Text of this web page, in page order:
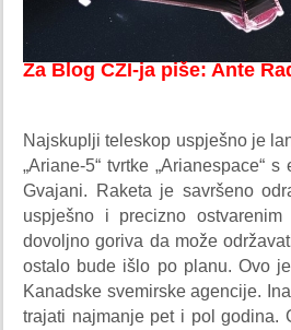
Za Blog CZI-ja piše: Ante
Najskuplji teleskop uspješno je
„Ariane-5“ tvrtke „Arianespace“
Gvajani. Raketa je savršeno
uspješno i precizno
dovoljno goriva da može
ostalo bude išlo po planu. Ovo
Kanadske svemirske agencije.
trajati najmanje pet i pol godina.